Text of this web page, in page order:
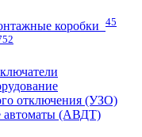
коробки
45
отключения (УЗО)
автоматы (АВДТ)